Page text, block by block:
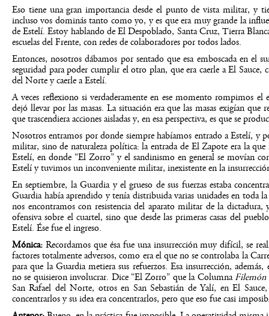
Eso tiene una gran importancia desde el punto de vista militar, y
incluso vos dominás tanto como yo, y es que era muy grande la
de Estelí. Estoy hablando de El Despoblado, Santa Cruz, Tierra
escuelas del Frente, con redes de colaboradores por todos lados.
Entonces, nosotros dábamos por sentado que esa emboscada en el
seguridad para poder cumplir el otro plan, que era caerle a El Sauce,
del Norte y caerle a Estelí.
A veces reflexiono si verdaderamente en ese momento rompimos el
dejó llevar por las masas. La situación era que las masas exigían que
que trascendiera acciones aisladas y, en esa perspectiva, es que se
Nosotros entramos por donde siempre habíamos entrado a Estelí, y
militar, sino de naturaleza política: la entrada de El Zapote era la
Estelí, en donde “El Zorro” y el sandinismo en general se movían
Estelí y tuvimos un inconveniente militar, inexistente en la
En septiembre, la Guardia y el grueso de sus fuerzas estaba
Guardia había aprendido y tenía distribuida varias unidades en toda
nos encontramos con resistencia del aparato militar de la
ofensiva sobre el cuartel, sino que desde las primeras casas del
Estelí. Ése fue el ingreso.
Mónica: Recordamos que ésa fue una insurrección muy difícil, se
factores totalmente adversos, como era el que no se controlaba la
para que la Guardia metiera sus refuerzos. Esa insurrección,
no se quisieron involucrar. Dice “El Zorro” que la ColumnaFilemón
San Rafael del Norte, otros en San Sebastián de Yalí, en El
concentrarlos y su idea era concentrarlos, pero que eso fue casi